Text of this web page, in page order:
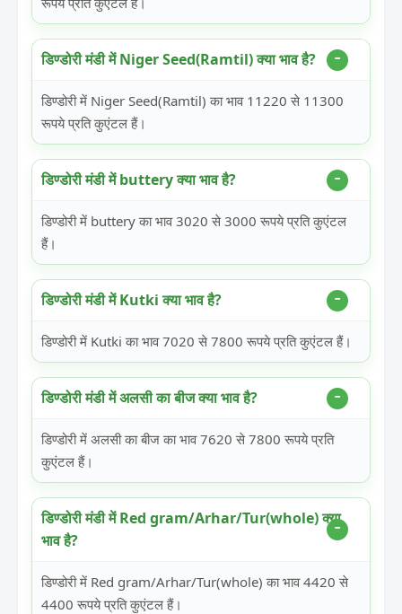
डिण्डोरी मंडी में Niger Seed(Ramtil) क्या भाव है?
डिण्डोरी में Niger Seed(Ramtil) का भाव 11220 से 11300
रूपये प्रति कुएंटल हैं।
डिण्डोरी मंडी में buttery क्या भाव है?
डिण्डोरी में buttery का भाव 3020 से 3000 रूपये प्रति कुएंटल
हैं।
डिण्डोरी मंडी में Kutki क्या भाव है?
डिण्डोरी में Kutki का भाव 7020 से 7800 रूपये प्रति कुएंटल हैं।
डिण्डोरी मंडी में अलसी का बीज क्या भाव है?
डिण्डोरी में अलसी का बीज का भाव 7620 से 7800 रूपये प्रति
कुएंटल हैं।
डिण्डोरी मंडी में Red gram/Arhar/Tur(whole) क्या
भाव है?
डिण्डोरी में Red gram/Arhar/Tur(whole) का भाव 4420 से
4400 रूपये प्रति कुएंटल हैं।